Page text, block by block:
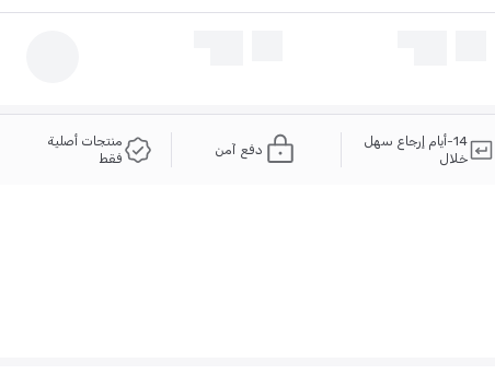
14-أيام إرجاع سهل
خلال
دفع آمن
منتجات أصلية
فقط